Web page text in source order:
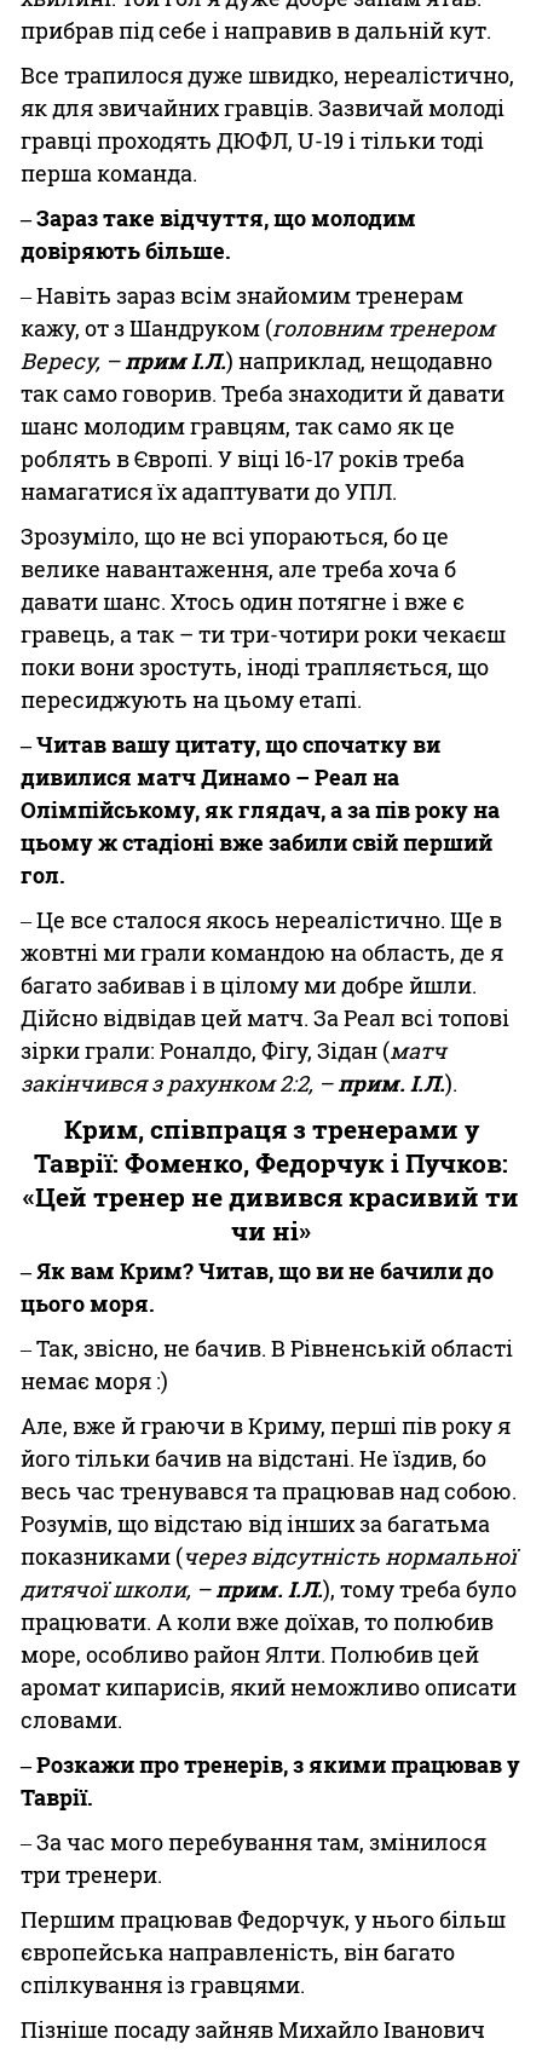
прибрав під себе і направив в дальній кут.
Все трапилося дуже швидко, нереалістично,
як для звичайних гравців. Зазвичай молоді
гравці проходять ДЮФЛ, U-19 і тільки тоді
перша команда.
‒ Зараз таке відчуття, що молодим
довіряють більше.
‒ Навіть зараз всім знайомим тренерам
кажу, от з Шандруком (головним тренером
Вересу, –прим І.Л.) наприклад, нещодавно
так само говорив. Треба знаходити й давати
шанс молодим гравцям, так само як це
роблять в Європі. У віці 16-17 років треба
намагатися їх адаптувати до УПЛ.
Зрозуміло, що не всі упораються, бо це
велике навантаження, але треба хоча б
давати шанс. Хтось один потягне і вже є
гравець, а так – ти три-чотири роки чекаєш
поки вони зростуть, іноді трапляється, що
пересиджують на цьому етапі.
‒ Читав вашу цитату, що спочатку ви
дивилися матч Динамо – Реал на
Олімпійському, як глядач, а за пів року на
цьому ж стадіоні вже забили свій перший
гол.
‒ Це все сталося якось нереалістично. Ще в
жовтні ми грали командою на область, де я
багато забивав і в цілому ми добре йшли.
Дійсно відвідав цей матч. За Реал всі топові
зірки грали: Роналдо, Фігу, Зідан (матч
закінчився з рахунком 2:2, –прим. І.Л.).
Крим, співпраця з тренерами у
Таврії: Фоменко, Федорчук і Пучков:
«Цей тренер не дивився красивий ти
чи ні»
‒ Як вам Крим? Читав, що ви не бачили до
цього моря.
‒ Так, звісно, не бачив. В Рівненській області
немає моря :)
Але, вже й граючи в Криму, перші пів року я
його тільки бачив на відстані. Не їздив, бо
весь час тренувався та працював над собою.
Розумів, що відстаю від інших за багатьма
показниками (через відсутність нормальної
дитячої школи, –прим. І.Л.), тому треба було
працювати. А коли вже доїхав, то полюбив
море, особливо район Ялти. Полюбив цей
аромат кипарисів, який неможливо описати
словами.
‒ Розкажи про тренерів, з якими працював у
Таврії.
‒ За час мого перебування там, змінилося
три тренери.
Першим працював Федорчук, у нього більш
європейська направленість, він багато
спілкування із гравцями.
Пізніше посаду зайняв Михайло Іванович